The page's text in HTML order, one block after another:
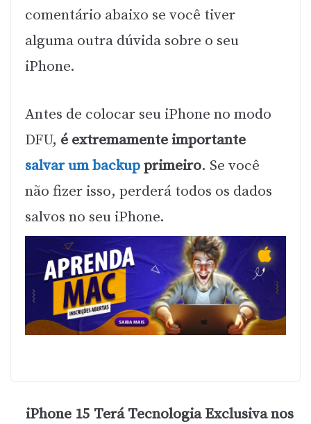
comentário abaixo se você tiver
alguma outra dúvida sobre o seu
iPhone.
Antes de colocar seu iPhone no modo
DFU, é extremamente importante
salvar um backupprimeiro. Se você
não fizer isso, perderá todos os dados
salvos no seu iPhone.
iPhone 15 Terá Tecnologia Exclusiva nos